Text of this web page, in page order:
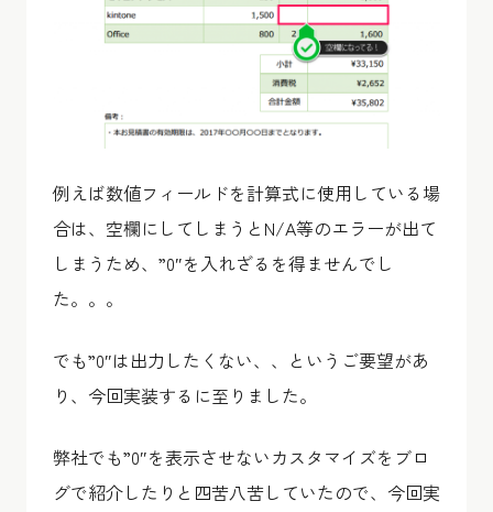
例えば数値フィールドを計算式に使用している場
合は、空欄にしてしまうとN/A等のエラーが出て
しまうため、”0″を入れざるを得ませんでし
た。。。
でも”0″は出力したくない、、というご要望があ
り、今回実装するに至りました。
弊社でも”0″を表示させないカスタマイズをブロ
グで紹介したりと四苦八苦していたので、今回実